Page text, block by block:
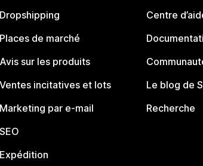
Dropshipping
Places de marché
Avis sur les produits
Ventes incitatives et lots
Marketing par e-mail
SEO
Expédition
Centre
Le blog de
Recherche